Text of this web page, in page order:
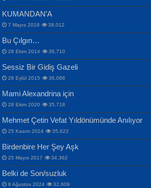
İPEK ACAR SERT
Gazze’nin Şecaati, Ümmetin İmtihanı...
MAHMUT GÜRBÜZ
İbrahim Olmak ve Bitirebilmek...
Selahattin Yıldız
İdrakimle Üşürken...
Songül Özel
Mahzen...
ERDEM BAYAZIT
Sana, Bana, Vatanıma, Ülkemin
İnsanlarına Dair...
NAZIM HİKMET RAN
Bir Cezaevinde, Tecritteki Adamın
Mektupları...
KUMANDAN’A
7 Mayıs 2018 38,012
Bu Çılgın…
28 Ekim 2014 36,710
Sessiz Bir Gidiş Gazeli
28 Eylül 2015 36,086
Mami Alexandrina için
28 Ekim 2020 35,718
Mehmet Çetin Vefat Yıldönümünde Anılıyor
25 Kasım 2024 35,622
Birdenbire Her Şey Aşk
25 Mayıs 2017 34,362
Belki de Son/suzluk
8 Ağustos 2024 32,609